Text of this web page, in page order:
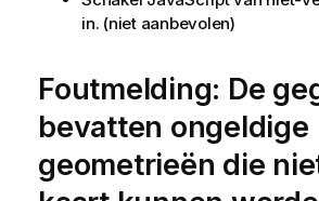
in. (niet aanbevolen)
Foutmelding: De
bevatten ongeldige
geometrieën die